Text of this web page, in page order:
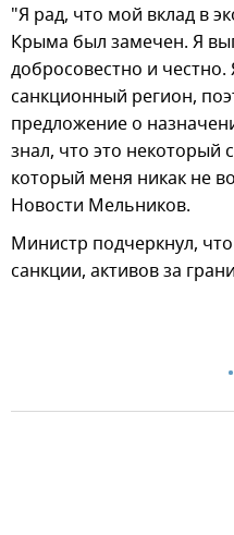
"Я рад, что мой вклад в
Крыма был замечен. Я
добросовестно и
санкционный регион,
предложение о
знал, что это некоторый
который меня никак не
Новости Мельников.
Министр подчеркнул,
санкции, активов за